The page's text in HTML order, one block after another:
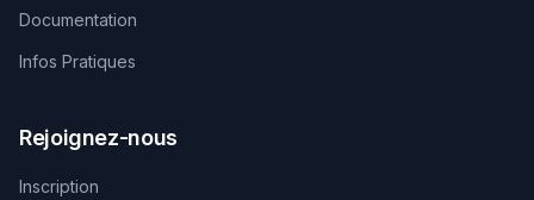
Documentation
Infos Pratiques
Rejoignez-nous
Inscription